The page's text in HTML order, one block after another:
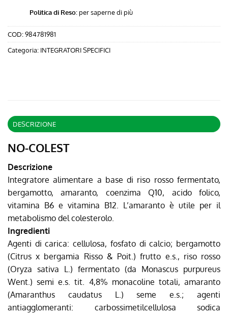
Politica di Reso:per saperne di più
COD:984781981
Categoria: INTEGRATORI SPECIFICI
DESCRIZIONE
NO-COLEST
Descrizione
Integratore alimentare a base di riso rosso fermentato,
bergamotto, amaranto, coenzima Q10, acido folico,
vitamina B6 e vitamina B12. L’amaranto è utile per il
metabolismo del colesterolo.
Ingredienti
Agenti di carica: cellulosa, fosfato di calcio; bergamotto
(Citrus x bergamia Risso & Poit.) frutto e.s., riso rosso
(Oryza sativa L.) fermentato (da Monascus purpureus
Went.) semi e.s. tit. 4,8% monacoline totali, amaranto
(Amaranthus caudatus L.) seme e.s.; agenti
antiagglomeranti: carbossimetilcellulosa sodica